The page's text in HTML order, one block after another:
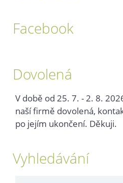
Facebook
Dovolená
V době od 25. 7. - 2. 8.
naší firmě dovolená,
po jejím ukončení. Děkuji.
Vyhledávání